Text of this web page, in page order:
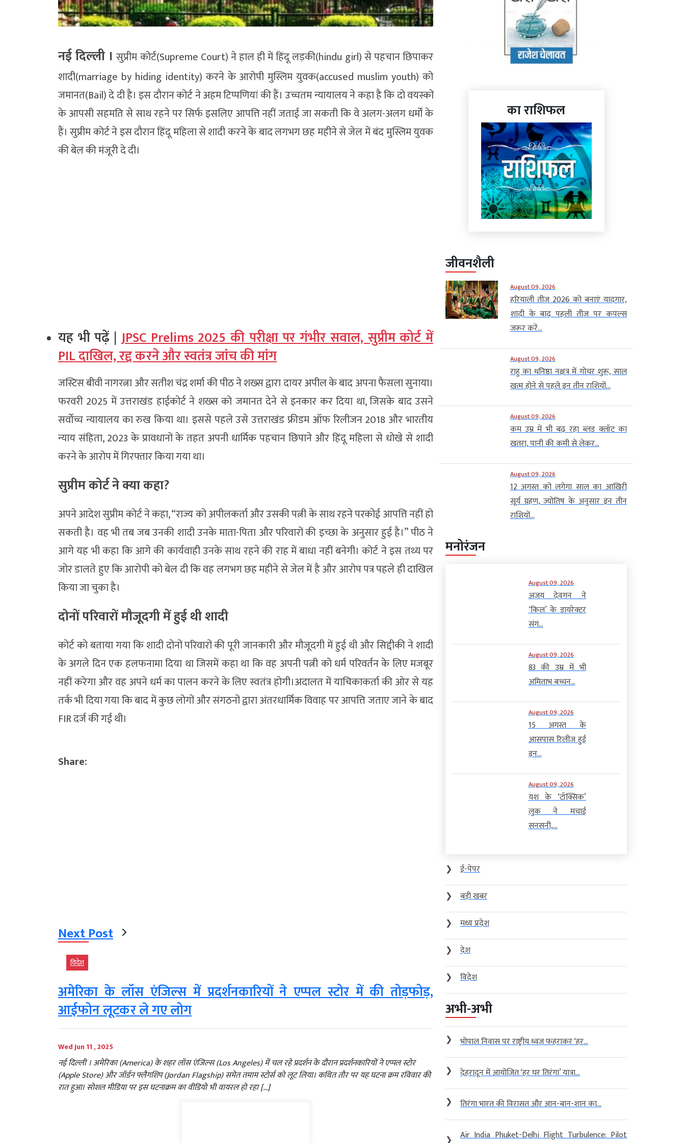
नई दिल्‍ली । सुप्रीम कोर्ट(Supreme Court) ने हाल ही में हिंदू लड़की(hindu girl) से पहचान छिपाकर
शादी(marriage by hiding identity) करने के आरोपी मुस्लिम युवक(accused muslim youth) को
जमानत(Bail) दे दी है। इस दौरान कोर्ट ने अहम टिप्पणियां की हैं। उच्चतम न्यायालय ने कहा है कि दो वयस्कों
के आपसी सहमति से साथ रहने पर सिर्फ इसलिए आपत्ति नहीं जताई जा सकती कि वे अलग-अलग धर्मों के
हैं। सुप्रीम कोर्ट ने इस दौरान हिंदू महिला से शादी करने के बाद लगभग छह महीने से जेल में बंद मुस्लिम युवक
की बेल की मंजूरी दे दी।
यह भी पढ़ें | JPSC Prelims 2025 की परीक्षा पर गंभीर सवाल, सुप्रीम कोर्ट में
PIL दाखिल, रद्द करने और स्वतंत्र जांच की मांग
जस्टिस बीवी नागरत्ना और सतीश चंद्र शर्मा की पीठ ने शख्स द्वारा दायर अपील के बाद अपना फैसला सुनाया।
फरवरी 2025 में उत्तराखंड हाईकोर्ट ने शख्स को जमानत देने से इनकार कर दिया था, जिसके बाद उसने
सर्वोच्च न्यायालय का रुख किया था। इससे पहले उसे उत्तराखंड फ्रीडम ऑफ रिलीजन 2018 और भारतीय
न्याय संहिता, 2023 के प्रावधानों के तहत अपनी धार्मिक पहचान छिपाने और हिंदू महिला से धोखे से शादी
करने के आरोप में गिरफ्तार किया गया था।
सुप्रीम कोर्ट ने क्या कहा?
अपने आदेश सुप्रीम कोर्ट ने कहा, “राज्य को अपीलकर्ता और उसकी पत्नी के साथ रहने परकोई आपत्ति नहीं हो
सकती है। वह भी तब जब उनकी शादी उनके माता-पिता और परिवारों की इच्छा के अनुसार हुई है।” पीठ ने
आगे यह भी कहा कि आगे की कार्यवाही उनके साथ रहने की राह में बाधा नहीं बनेगी। कोर्ट ने इस तथ्य पर
जोर डालते हुए कि आरोपी को बेल दी कि वह लगभग छह महीने से जेल में है और आरोप पत्र पहले ही दाखिल
किया जा चुका है।
दोनों परिवारों मौजूदगी में हुई थी शादी
कोर्ट को बताया गया कि शादी दोनों परिवारों की पूरी जानकारी और मौजूदगी में हुई थी और सिद्दीकी ने शादी
के अगले दिन एक हलफनामा दिया था जिसमें कहा था कि वह अपनी पत्नी को धर्म परिवर्तन के लिए मजबूर
नहीं करेगा और वह अपने धर्म का पालन करने के लिए स्वतंत्र होगी।अदालत में याचिकाकर्ता की ओर से यह
तर्क भी दिया गया कि बाद में कुछ लोगों और संगठनों द्वारा अंतरधार्मिक विवाह पर आपत्ति जताए जाने के बाद
FIR दर्ज की गई थी।
Share:
Next Post
विदेश
अमेरिका के लॉस एंजिल्स में प्रदर्शनकारियों ने एप्पल स्टोर में की तोड़फोड़,
आईफोन लूटकर ले गए लोग
Wed Jun 11 , 2025
नई दिल्‍ली । अमेरिका (America) के शहर लॉस एंजिल्स (Los Angeles) में चल रहे प्रदर्शन के दौरान प्रदर्शनकारियों ने एप्पल स्टोर
(Apple Store) और जॉर्डन फ्लैगशिप (Jordan Flagship) समेत तमाम स्टोर्स को लूट लिया। कथित तौर पर यह घटना क्रम रविवार की
रात हुआ। सोशल मीडिया पर इस घटनाक्रम का वीडियो भी वायरल हो रहा […]
का राशिफल
जीवनशैली
August 09, 2026
हरियाली तीज 2026 को बनाएं यादगार,
शादी के बाद पहली तीज पर कपल्स
जरूर करें...
August 09, 2026
राहु का धनिष्ठा नक्षत्र में गोचर शुरू, साल
खत्म होने से पहले इन तीन राशियों...
August 09, 2026
कम उम्र में भी बढ़ रहा ब्लड क्लॉट का
खतरा, पानी की कमी से लेकर...
August 09, 2026
12 अगस्त को लगेगा साल का आखिरी
सूर्य ग्रहण, ज्योतिष के अनुसार इन तीन
राशियों...
मनोरंजन
August 09, 2026
अजय देवगन ने
‘किल’ के डायरेक्टर
संग...
August 09, 2026
83 की उम्र में भी
अमिताभ बच्चन...
August 09, 2026
15 अगस्त के
आसपास रिलीज हुई
इन...
August 09, 2026
यश के ‘टॉक्सिक’
लुक ने मचाई
सनसनी,...
❯
ई-पेपर
❯
बड़ी खबर
❯
मध्य प्रदेश
❯
देश
❯
विदेश
अभी-अभी
❯ भोपाल निवास पर राष्ट्रीय ध्वज फहराकर ‘हर...
❯ देहरादून में आयोजित ‘हर घर तिरंगा’ यात्रा...
❯ तिरंगा भारत की विरासत और आन-बान-शान का...
❯
Air India Phuket-Delhi Flight Turbulence: Pilot